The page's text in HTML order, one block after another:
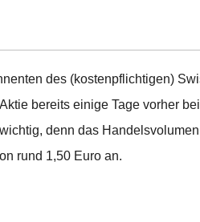
des (kostenpflichtigen)
bereits einige Tage vorher
denn das
rund 1,50 Euro an.